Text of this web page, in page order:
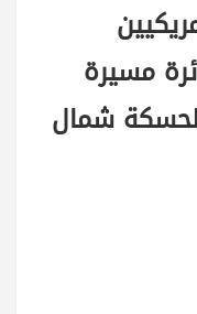
مسيرة
شمال